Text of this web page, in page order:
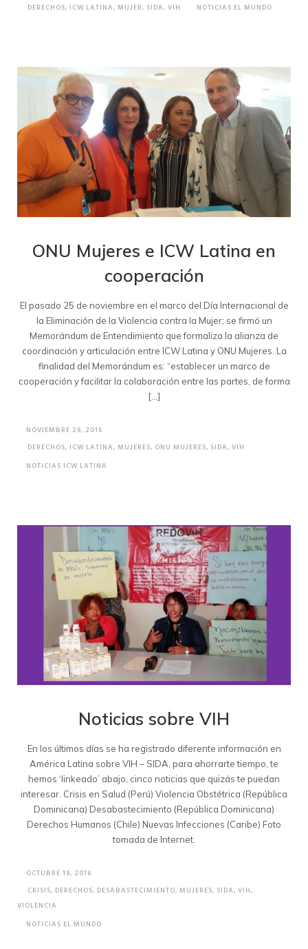
DERECHOS, ICW LATINA, MUJER, SIDA, VIH NOTICIAS EL MUNDO
ONU Mujeres e ICW Latina en
cooperación
El pasado 25 de noviembre en el marco del Día Internacional de
la Eliminación de la Violencia contra la Mujer; se firmó un
Memorándum de Entendimiento que formaliza la alianza de
coordinación y articulación entre ICW Latina y ONU Mujeres. La
finalidad del Memorándum es: “establecer un marco de
cooperación y facilitar la colaboración entre las partes, de forma
[…]
NOVIEMBRE 28, 2016
DERECHOS, ICW LATINA, MUJERES, ONU MUJERES, SIDA, VIH
NOTICIAS ICW LATINA
Noticias sobre VIH
En los últimos días se ha registrado diferente información en
América Latina sobre VIH – SIDA, para ahorrarte tiempo, te
hemos ‘linkeado’ abajo, cinco noticias que quizás te puedan
interesar. Crisis en Salud (Perú) Violencia Obstétrica (República
Dominicana) Desabastecimiento (República Dominicana)
Derechos Humanos (Chile) Nuevas Infecciones (Caribe) Foto
tomada de Internet.
OCTUBRE 19, 2016
CRISIS, DERECHOS, DESABASTECIMIENTO, MUJERES, SIDA, VIH,
VIOLENCIA
NOTICIAS EL MUNDO